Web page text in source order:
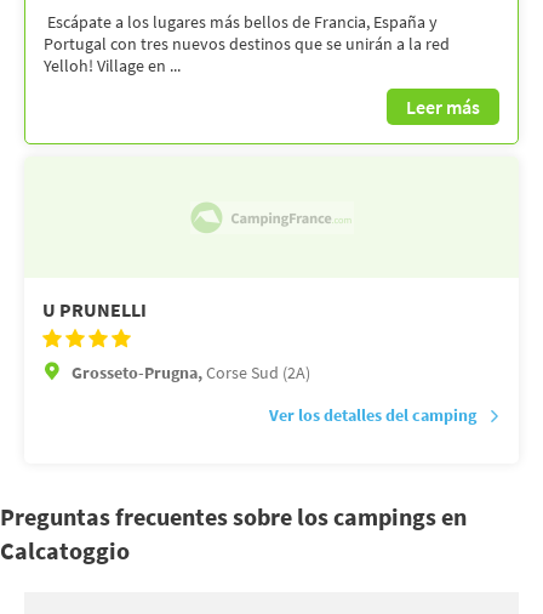
Escápate a los lugares más bellos de Francia, España y
Portugal con tres nuevos destinos que se unirán a la red
Yelloh! Village en ...
Leer más
U PRUNELLI
Grosseto-Prugna,Corse Sud (2A)
Ver los detalles del camping
Preguntas frecuentes sobre los campings en
Calcatoggio